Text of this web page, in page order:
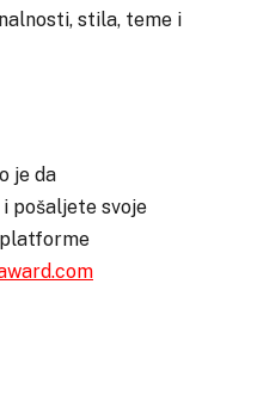
stila, teme i
je da
i pošaljete svoje